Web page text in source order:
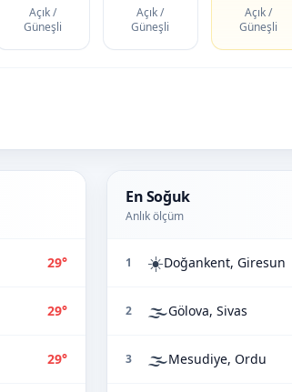
Açık /
Güneşli
Açık /
Güneşli
Açık /
Güneşli
29°
29°
29°
En Soğuk
Anlık ölçüm
1 ☀️Doğankent, Giresun
2 🌫️Gölova, Sivas
3 🌫️Mesudiye, Ordu